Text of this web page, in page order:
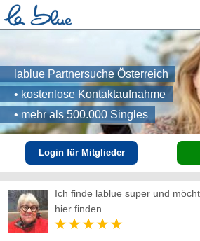
lablue Partnersuche Österreich
• kostenlose Kontaktaufnahme
• mehr als 500.000 Singles
Login für Mitglieder
Ich finde lablue super und
hier finden.